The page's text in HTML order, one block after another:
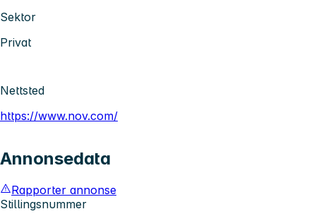
Sektor
Privat
Nettsted
https://www.nov.com/
Annonsedata
Rapporter annonse
Stillingsnummer